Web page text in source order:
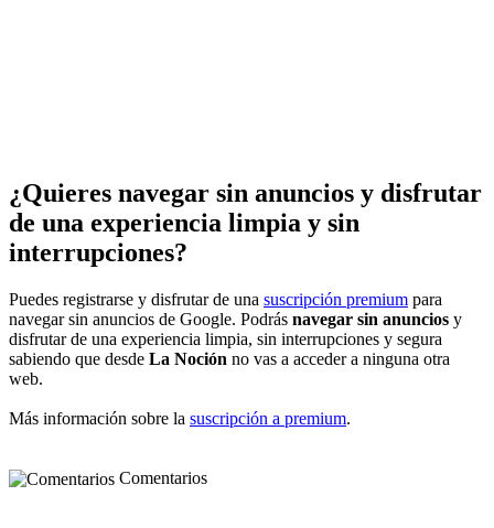
¿Quieres navegar sin anuncios y disfrutar
de una experiencia limpia y sin
interrupciones?
Puedes registrarse y disfrutar de una suscripción premium para
navegar sin anuncios de Google. Podrás navegar sin anuncios y
disfrutar de una experiencia limpia, sin interrupciones y segura
sabiendo que desde La Noción no vas a acceder a ninguna otra
web.
Más información sobre la suscripción a premium.
Comentarios